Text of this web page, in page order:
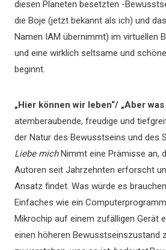
diesen Planeten besetzten -
die Boje (jetzt bekannt als ich) und
Namen IAM übernimmt) im virtuellen
und eine wirklich seltsame und
beginnt.
„Hier können wir leben“/ „Aber
atemberaubende, freudige und
der Natur des Bewusstseins und des
Liebe michNimmt eine Prämisse an,
Autoren seit Jahrzehnten erforscht
Ansatz findet. Was würde es
Einfaches wie ein
Mikrochip auf einem zufälligen Gerät
einen höheren Bewusstseinszustand